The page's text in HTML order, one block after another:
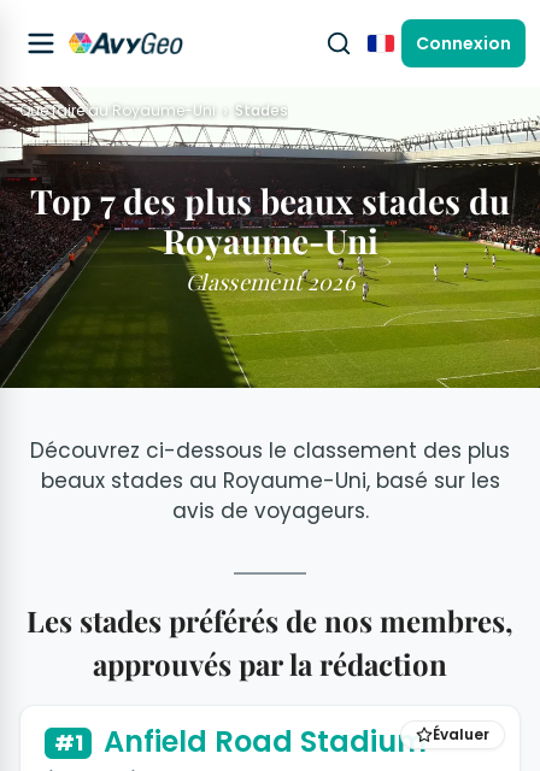
FrançaisConnexion
Que faire au Royaume-Uni Stades
Top 7 des plus beaux stades du
Royaume-Uni
Classement 2026
Découvrez ci-dessous le classement des plus
beaux stades au Royaume-Uni, basé sur les
avis de voyageurs.
Les stades préférés de nos membres,
approuvés par la rédaction
Évaluer
#1 Anfield Road Stadium